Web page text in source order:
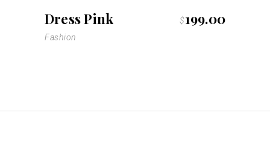
Dress Pink $199.00
Fashion